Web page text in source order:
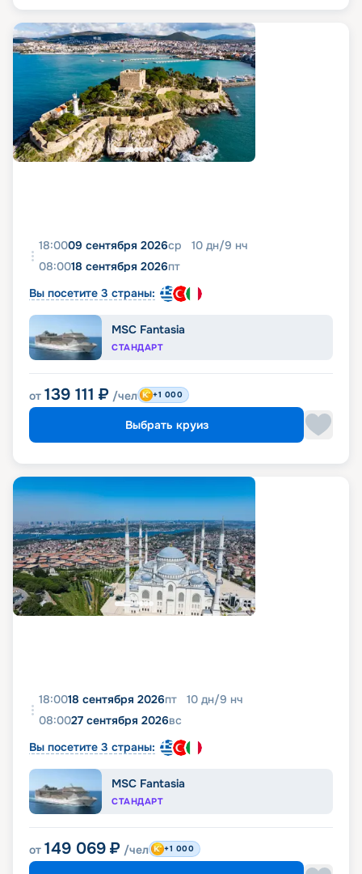
18:0009 сентября 2026ср 10 дн/9 нч
08:0018 сентября 2026пт
Вы посетите 3 страны:
MSC Fantasia
СТАНДАРТ
от 139 111 ₽ /чел +1 000
Выбрать круиз
18:0018 сентября 2026пт 10 дн/9 нч
08:0027 сентября 2026вс
Вы посетите 3 страны:
MSC Fantasia
СТАНДАРТ
от 149 069 ₽ /чел +1 000